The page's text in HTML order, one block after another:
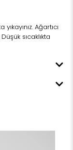
Ağartıcı
sıcaklıkta